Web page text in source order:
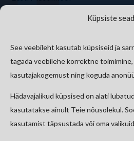
Küpsiste
See veebileht kasutab küpsiseid ja
tagada veebilehe korrektne toimimine,
kasutajakogemust ning koguda
Hädavajalikud küpsised on alati
kasutatakse ainult Teie nõusolekul.
kasutamist täpsustada või oma
Eesti Raamatukoguvõrgu
E-riigi Akadeemia Sihtasutus
Tallinna Tehnikaülikool